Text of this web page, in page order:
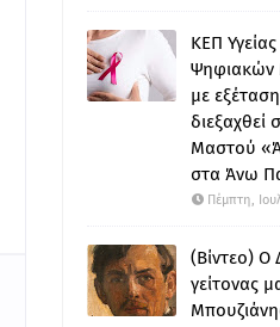
ΚΕΠ
Ψηφιακών
με
διεξαχθεί
Μαστού
στα Άνω
Πέμπτη,
(Βίντεο) Ο
γείτονας